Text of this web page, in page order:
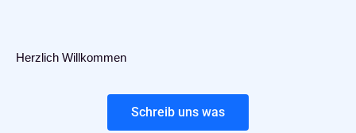
Herzlich Willkommen
Schreib uns was